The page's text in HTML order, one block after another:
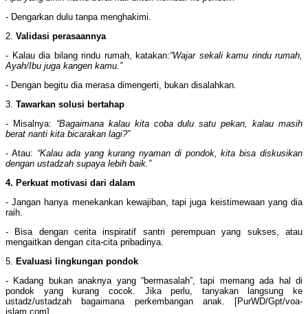
- Dengarkan dulu tanpa menghakimi.
2. Validasi perasaannya
- Kalau dia bilang rindu rumah, katakan:“Wajar sekali kamu rindu rumah,
Ayah/Ibu juga kangen kamu.”
- Dengan begitu dia merasa dimengerti, bukan disalahkan.
3. Tawarkan solusi bertahap
- Misalnya: “Bagaimana kalau kita coba dulu satu pekan, kalau masih
berat nanti kita bicarakan lagi?”
- Atau: “Kalau ada yang kurang nyaman di pondok, kita bisa diskusikan
dengan ustadzah supaya lebih baik.”
4. Perkuat motivasi dari dalam
- Jangan hanya menekankan kewajiban, tapi juga keistimewaan yang dia
raih.
- Bisa dengan cerita inspiratif santri perempuan yang sukses, atau
mengaitkan dengan cita-cita pribadinya.
5. Evaluasi lingkungan pondok
- Kadang bukan anaknya yang “bermasalah”, tapi memang ada hal di
pondok yang kurang cocok. Jika perlu, tanyakan langsung ke
ustadz/ustadzah bagaimana perkembangan anak. [PurWD/Gpt/voa-
islam.com]